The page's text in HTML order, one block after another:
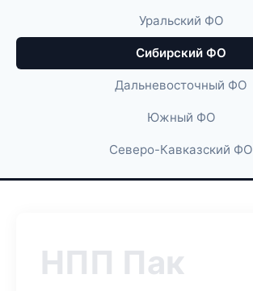
Уральский ФО
Сибирский ФО
Дальневосточный ФО
Южный ФО
Северо-Кавказский ФО
НПП Пак